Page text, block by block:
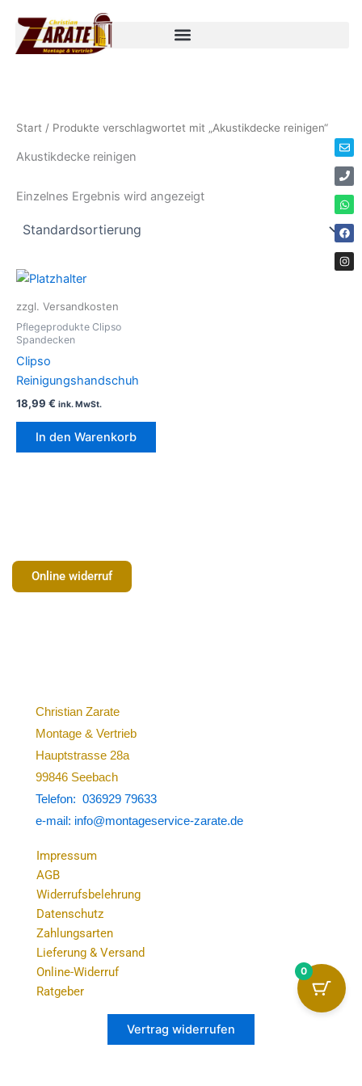
Inhalt
springen
Start / Produkte verschlagwortet mit „Akustikdecke reinigen“
Akustikdecke reinigen
Einzelnes Ergebnis wird angezeigt
zzgl. Versandkosten
Pflegeprodukte Clipso
Spandecken
Clipso
Reinigungshandschuh
18,99 € ink. MwSt.
In den Warenkorb
Online widerruf
Christian Zarate
Montage & Vertrieb
Hauptstrasse 28a
99846 Seebach
Telefon: 036929 79633
e-mail: info@montageservice-zarate.de
Impressum
AGB
Widerrufsbelehrung
Datenschutz
Zahlungsarten
Lieferung & Versand
Online-Widerruf
Ratgeber
Vertrag widerrufen
0